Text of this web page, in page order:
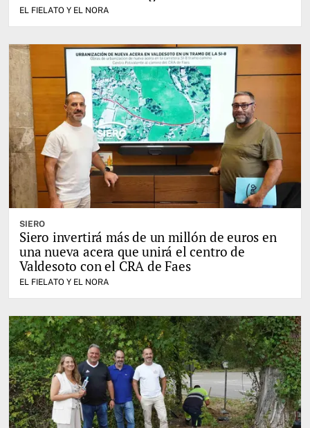
EL FIELATO Y EL NORA
SIERO
Siero invertirá más de un millón de euros en
una nueva acera que unirá el centro de
Valdesoto con el CRA de Faes
EL FIELATO Y EL NORA